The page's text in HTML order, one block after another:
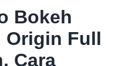
Bokeh
Origin Full
Cara